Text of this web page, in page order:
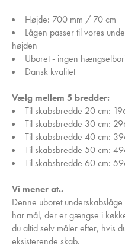
Højde: 700 mm / 70 cm
Lågen passer til vores
højden
Uboret - ingen
Dansk kvalitet
Vælg mellem 5 bredder:
Til skabsbredde 20 cm:
Til skabsbredde 30 cm:
Til skabsbredde 40 cm:
Til skabsbredde 50 cm:
Til skabsbredde 60 cm:
Vi mener at..
Denne uboret
har mål, der er gængse i
du altid selv måler efter, hvis
eksisterende skab.